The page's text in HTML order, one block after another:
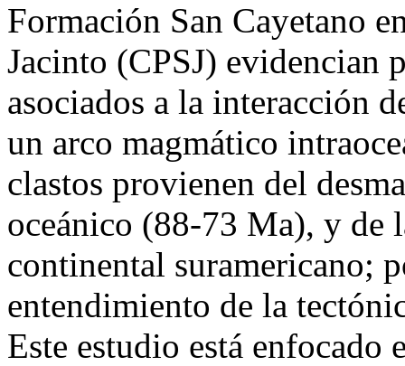
Formación San Cayetano
Jacinto (CPSJ) evidencian
asociados a la interacción
un arco magmático
clastos provienen del
oceánico (88-73 Ma), y de
continental suramericano;
entendimiento de la
Este estudio está enfocado